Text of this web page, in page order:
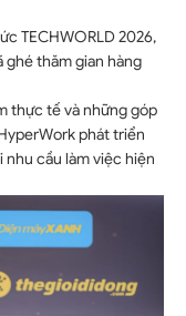
TECHWORLD 2026,
ghé thăm gian hàng
thực tế và những góp
phát triển
nhu cầu làm việc hiện